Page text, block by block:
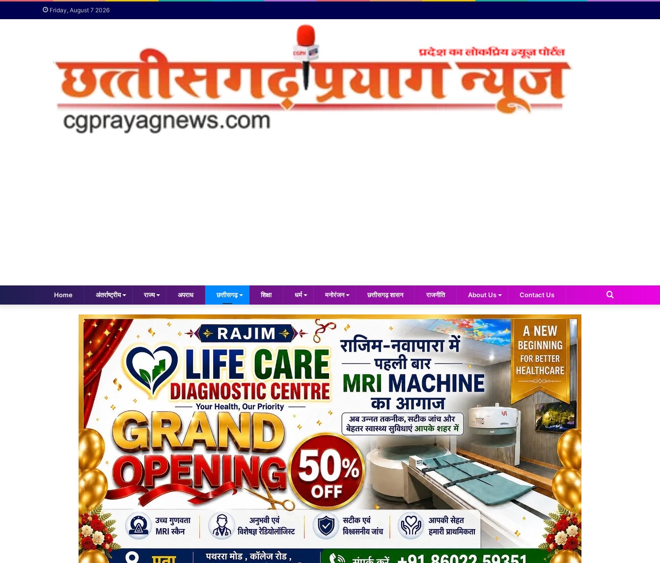
Friday, August 7 2026
Home अंतर्राष्ट्रीय राज्य अपराध छत्तीसगढ़ शिक्षा धर्म मनोरंजन छत्तीसगढ़ शासन राजनीति About Us Contact Us
Search